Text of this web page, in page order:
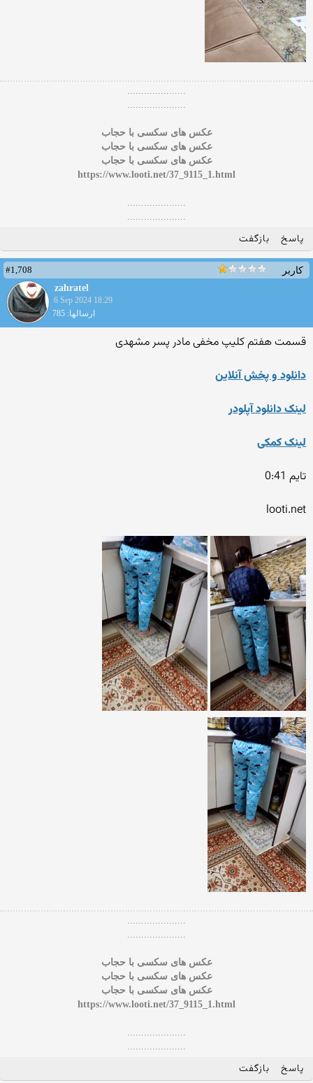
.....................
.....................
عکس های سکسی با حجاب
عکس های سکسی با حجاب
عکس های سکسی با حجاب
https://www.looti.net/37_9115_1.html
.....................
.....................
پاسخ بازگفت
کاربر
#1,708
zahratel
6 Sep 2024 18:29
ارسالها: 785
قسمت هفتم کلیپ مخفی مادر پسر مشهدی
دانلود و پخش آنلاین
لینک دانلود آپلودر
لینک کمکی
تایم 0:41
looti.net
.....................
.....................
عکس های سکسی با حجاب
عکس های سکسی با حجاب
عکس های سکسی با حجاب
https://www.looti.net/37_9115_1.html
.....................
.....................
پاسخ بازگفت